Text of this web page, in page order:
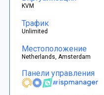
KVM
Трафик
Unlimited
Местоположение
Netherlands, Amsterdam
Панели управления